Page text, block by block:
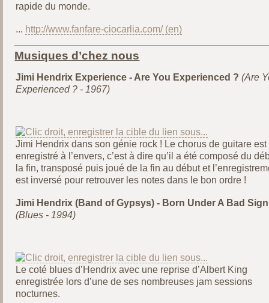
rapide du monde.
... http://www.fanfare-ciocarlia.com/
Musiques d’chez nous
Jimi Hendrix Experience - Are You Experienced ? (Are
Experienced ? - 1967)
Jimi Hendrix dans son génie rock ! Le chorus de guitare est
enregistré à l’envers, c’est à dire qu’il a été composé du
la fin, transposé puis joué de la fin au début et
est inversé pour retrouver les notes dans le bon ordre !
Jimi Hendrix (Band of Gypsys) - Born Under A Bad Sign
(Blues - 1994)
Le coté blues d’Hendrix avec une reprise d’Albert King
enregistrée lors d’une de ses nombreuses jam sessions
nocturnes.